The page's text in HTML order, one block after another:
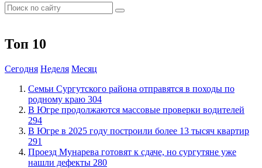
Топ 10
Сегодня Неделя Месяц
​Семьи Сургутского района отправятся в походы по
родному краю 304
​В Югре продолжаются массовые проверки водителей
294
​В Югре в 2025 году построили более 13 тысяч квартир
291
​Проезд Мунарева готовят к сдаче, но сургутяне уже
нашли дефекты 280